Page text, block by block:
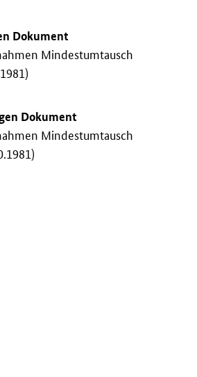
Dokument
Mindestumtausch
Dokument
Mindestumtausch